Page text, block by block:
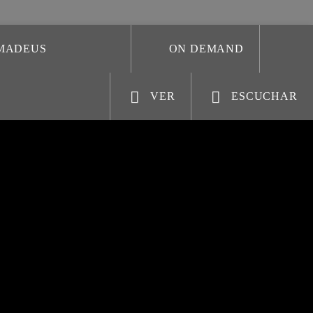
ON DEMAND
ESCUCHAR
VER